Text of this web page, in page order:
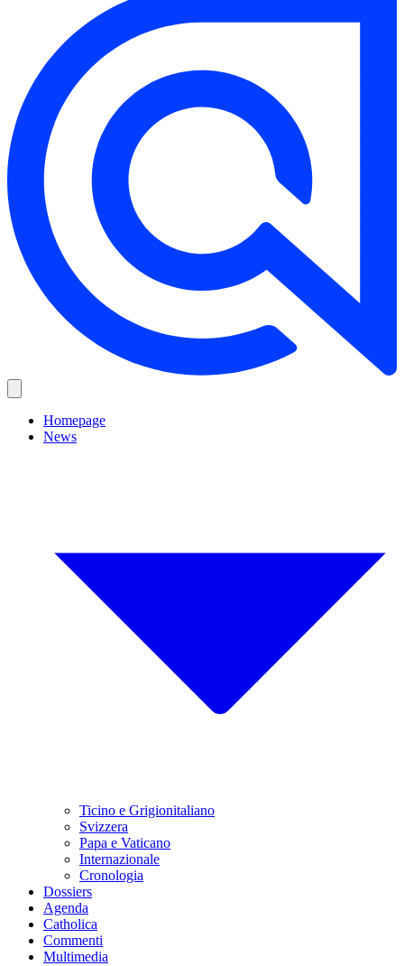
Homepage
News
Ticino e Grigionitaliano
Svizzera
Papa e Vaticano
Internazionale
Cronologia
Dossiers
Agenda
Catholica
Commenti
Multimedia